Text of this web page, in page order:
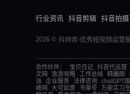
行业资讯 抖音剪辑 抖音拍摄
2026 © 抖帅宫-优秀短视频运营
合作伙伴： 宝贝日记 抖音代运营
文网
旅游攻略 工作总结 精雕图
派
企业服务 法律咨询 chatGPT
峰网
大可如意 书单号 万能实习生